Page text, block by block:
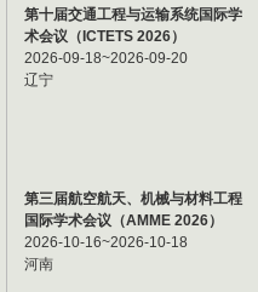
第十届交通工程与运输系统国际学
术会议（ICTETS 2026）
2026-09-18~2026-09-20
辽宁
第三届航空航天、机械与材料工程
国际学术会议（AMME 2026）
2026-10-16~2026-10-18
河南